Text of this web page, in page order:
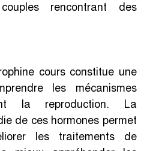
rencontrant des
cours constitue une
les mécanismes
la reproduction. La
de ces hormones permet
les traitements de